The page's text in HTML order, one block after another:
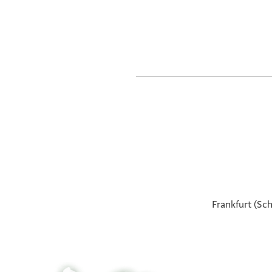
Frankfurt